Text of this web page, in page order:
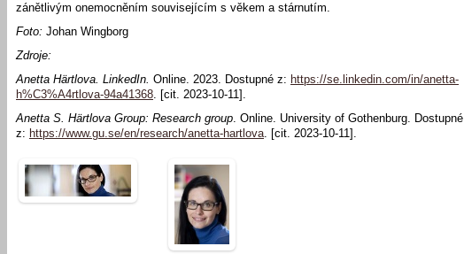
zánětlivým onemocněním souvisejícím s věkem a stárnutím.
Foto: Johan Wingborg
Zdroje:
Anetta Härtlova. LinkedIn. Online. 2023. Dostupné z: https://se.linkedin.com/in/anetta-
h%C3%A4rtlova-94a41368. [cit. 2023-10-11].
Anetta S. Härtlova Group: Research group. Online. University of Gothenburg. Dostupné
z: https://www.gu.se/en/research/anetta-hartlova. [cit. 2023-10-11].